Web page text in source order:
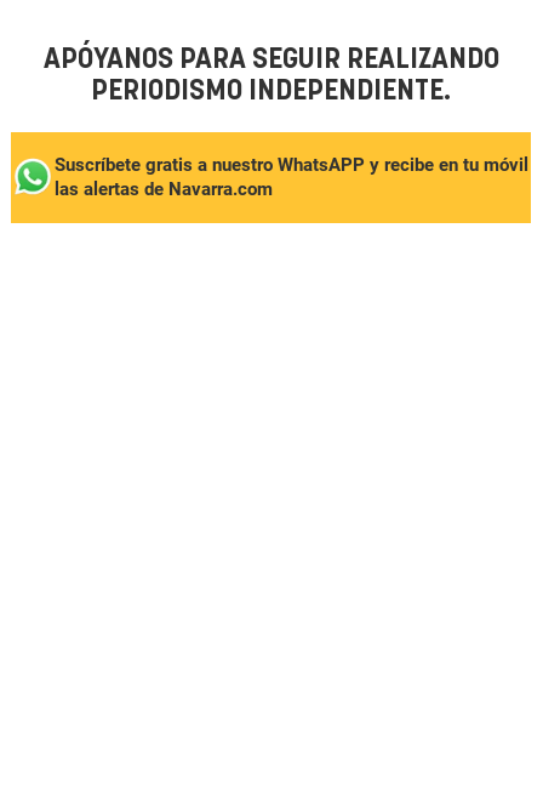
APÓYANOS PARA SEGUIR REALIZANDO
PERIODISMO INDEPENDIENTE.
Suscríbete gratis a nuestro WhatsAPP y recibe en tu móvil
las alertas de Navarra.com